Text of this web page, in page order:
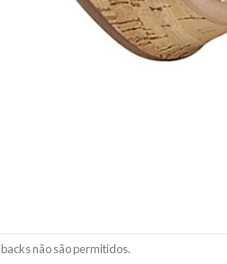
não são permitidos.